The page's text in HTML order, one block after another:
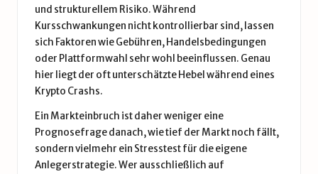
und strukturellem Risiko. Während
Kursschwankungen nicht kontrollierbar sind, lassen
sich Faktoren wie Gebühren, Handelsbedingungen
oder Plattformwahl sehr wohl beeinflussen. Genau
hier liegt der oft unterschätzte Hebel während eines
Krypto Crashs.
Ein Markteinbruch ist daher weniger eine
Prognosefrage danach, wie tief der Markt noch fällt,
sondern vielmehr ein Stresstest für die eigene
Anlegerstrategie. Wer ausschließlich auf